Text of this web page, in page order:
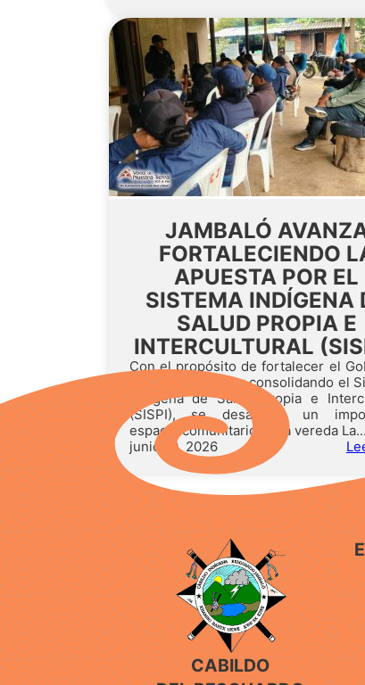
JAMBALÓ
FORTALECIENDO
APUESTA POR EL
SISTEMA INDÍGENA
SALUD PROPIA E
INTERCULTURAL
Con el propósito de fortalecer el
Propio y continuar consolidando el
Indígena de Salud Propia e
(SISPI), se desarrolló un
espacio comunitario en la vereda La...
junio 10, 2026
CABILDO